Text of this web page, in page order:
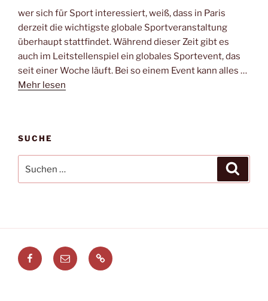
wer sich für Sport interessiert, weiß, dass in Paris
derzeit die wichtigste globale Sportveranstaltung
überhaupt stattfindet. Während dieser Zeit gibt es
auch im Leitstellenspiel ein globales Sportevent, das
seit einer Woche läuft. Bei so einem Event kann alles …
Mehr lesen
SUCHE
nach:
Facebook
E-
Mail
Leitstellenspiel.de